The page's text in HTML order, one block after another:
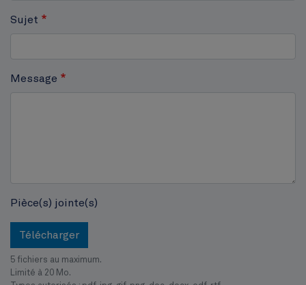
Sujet
Message
Pièce(s) jointe(s)
Télécharger
5 fichiers au maximum.
Limité à 20 Mo.